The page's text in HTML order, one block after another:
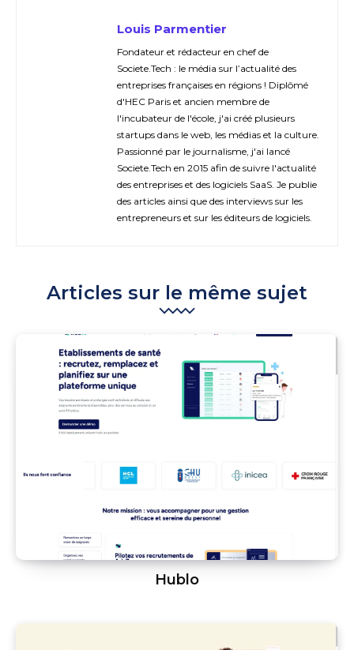
Louis Parmentier
Fondateur et rédacteur en chef de
Societe.Tech : le média sur l’actualité des
entreprises françaises en régions ! Diplômé
d'HEC Paris et ancien membre de
l'incubateur de l'école, j'ai créé plusieurs
startups dans le web, les médias et la culture.
Passionné par le journalisme, j'ai lancé
Societe.Tech en 2015 afin de suivre l'actualité
des entreprises et des logiciels SaaS. Je publie
des articles ainsi que des interviews sur les
entrepreneurs et sur les éditeurs de logiciels.
Articles sur le même sujet
Hublo